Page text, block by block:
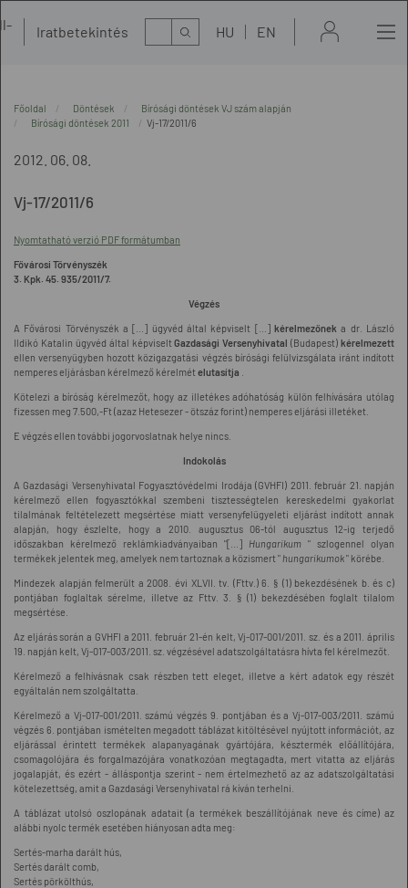
Iratbetekintés Kereső HU EN
Főoldal Döntések
Bírósági döntések VJ szám alapján
Bírósági döntések 2011
Vj-17/2011/6
2012. 06. 08.
Vj-17/2011/6
Nyomtatható verzió PDF formátumban
Fővárosi Törvényszék
3. Kpk. 45. 935/2011/7.
Végzés
A Fővárosi Törvényszék a [...] ügyvéd által képviselt [...] kérelmezőnek a dr. László
Ildikó Katalin ügyvéd által képviseltGazdasági Versenyhivatal (Budapest) kérelmezett
ellen versenyügyben hozott közigazgatási végzés bírósági felülvizsgálata iránt indított
nemperes eljárásban kérelmező kérelmételutasítja
Kötelezi a bíróság kérelmezőt, hogy az illetékes adóhatóság külön felhívására utólag
fizessen meg 7.500,-Ft (azaz Hetesezer - ötszáz forint) nemperes eljárási illetéket.
E végzés ellen további jogorvoslatnak helye nincs.
Indokolás
A Gazdasági Versenyhivatal Fogyasztóvédelmi Irodája (GVHFI) 2011. február 21. napján
kérelmező ellen fogyasztókkal szembeni tisztességtelen kereskedelmi gyakorlat
tilalmának feltételezett megsértése miatt versenyfelügyeleti eljárást indított annak
alapján, hogy észlelte, hogy a 2010. augusztus 06-tól augusztus 12-ig terjedő
időszakban kérelmező reklámkiadványaiban "[...] Hungarikum " szlogennel olyan
termékek jelentek meg, amelyek nem tartoznak a közismert " hungarikumok" körébe.
Mindezek alapján felmerült a 2008. évi XLVII. tv. (Fttv.) 6. § (1) bekezdésének b. és c)
pontjában foglaltak sérelme, illetve az Fttv. 3. § (1) bekezdésében foglalt tilalom
megsértése.
Az eljárás során a GVHFI a 2011. február 21-én kelt, Vj-017-001/2011. sz. és a 2011. április
19. napján kelt, Vj-017-003/2011. sz. végzésével adatszolgáltatásra hívta fel kérelmezőt.
Kérelmező a felhívásnak csak részben tett eleget, illetve a kért adatok egy részét
egyáltalán nem szolgáltatta.
Kérelmező a Vj-017-001/2011. számú végzés 9. pontjában és a Vj-017-003/2011. számú
végzés 6. pontjában ismételten megadott táblázat kitöltésével nyújtott információt, az
eljárással érintett termékek alapanyagának gyártójára, késztermék előállítójára,
csomagolójára és forgalmazójára vonatkozóan megtagadta, mert vitatta az eljárás
jogalapját, és ezért - álláspontja szerint - nem értelmezhető az az adatszolgáltatási
kötelezettség, amit a Gazdasági Versenyhivatal rá kíván terhelni.
A táblázat utolsó oszlopának adatait (a termékek beszállítójának neve és címe) az
alábbi nyolc termék esetében hiányosan adta meg:
Sertés-marha darált hús,
Sertés darált comb,
Sertés pörkölthús,